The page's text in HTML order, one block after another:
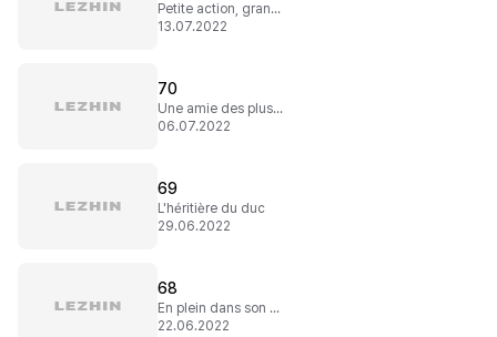
Petite action, grandes répercussions
13.07.2022
70
Une amie des plus rares
06.07.2022
69
L'héritière du duc
29.06.2022
68
En plein dans son point faible
22.06.2022